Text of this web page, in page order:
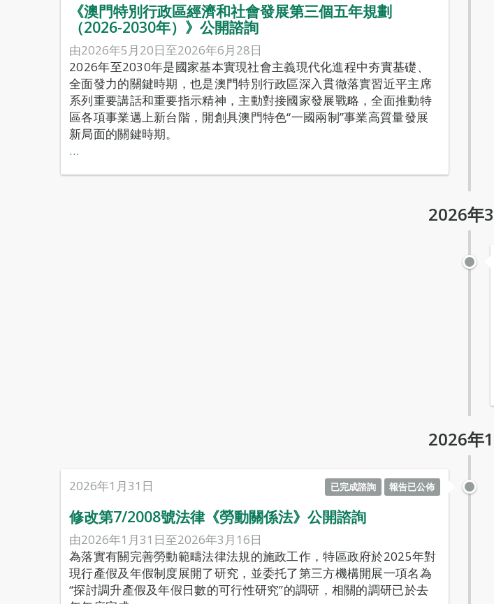
《澳門特別行政區經濟和社會發展第三個五年規劃
（2026-2030年）》公開諮詢
由2026年5月20日至2026年6月28日
2026年至2030年是國家基本實現社會主義現代化進程中夯實基礎、
全面發力的關鍵時期，也是澳門特別行政區深入貫徹落實習近平主席
系列重要講話和重要指示精神，主動對接國家發展戰略，全面推動特
區各項事業邁上新台階，開創具澳門特色“一國兩制”事業高質量發展
新局面的關鍵時期。
…
2026年
2026年
2026年1月31日 已完成諮詢 報告已公佈
修改第7/2008號法律《勞動關係法》公開諮詢
由2026年1月31日至2026年3月16日
為落實有關完善勞動範疇法律法規的施政工作，特區政府於2025年對
現行產假及年假制度展開了研究，並委托了第三方機構開展一項名為
“探討調升產假及年假日數的可行性研究”的調研，相關的調研已於去